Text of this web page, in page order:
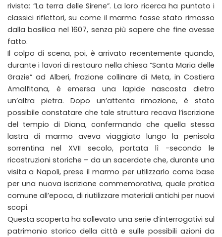
rivista: “La terra delle Sirene”. La loro ricerca ha puntato i
classici riflettori, su come il marmo fosse stato rimosso
dalla basilica nel 1607, senza più sapere che fine avesse
fatto.
Il colpo di scena, poi, è arrivato recentemente quando,
durante i lavori di restauro nella chiesa “Santa Maria delle
Grazie” ad Alberi, frazione collinare di Meta, in Costiera
Amalfitana, è emersa una lapide nascosta dietro
un’altra pietra. Dopo un’attenta rimozione, è stato
possibile constatare che tale struttura recava l’iscrizione
del tempio di Diana, confermando che quella stessa
lastra di marmo aveva viaggiato lungo la penisola
sorrentina nel XVII secolo, portata lì -secondo le
ricostruzioni storiche – da un sacerdote che, durante una
visita a Napoli, prese il marmo per utilizzarlo come base
per una nuova iscrizione commemorativa, quale pratica
comune all’epoca, di riutilizzare materiali antichi per nuovi
scopi.
Questa scoperta ha sollevato una serie d’interrogativi sul
patrimonio storico della città e sulle possibili azioni da